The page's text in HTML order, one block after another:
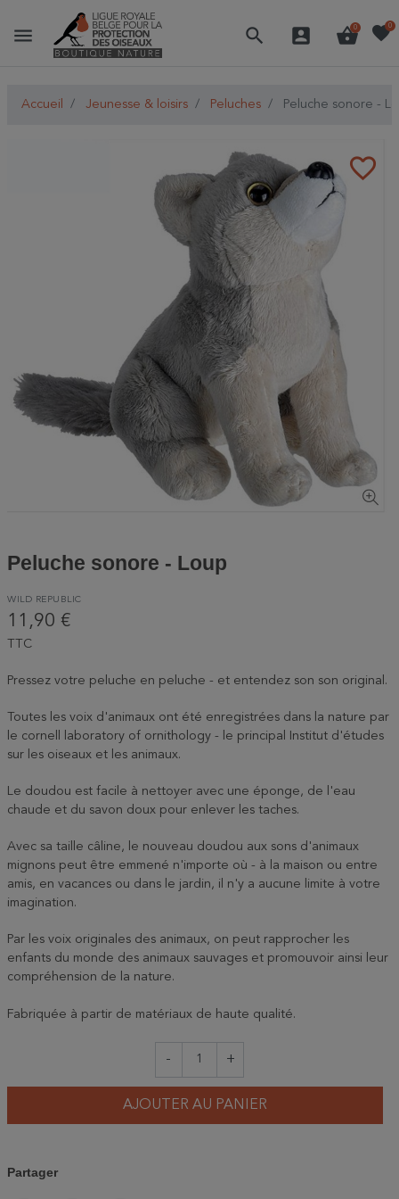
menu search account_box shopping_basket
0 favorite0
Accueil Jeunesse & loisirs Peluches Peluche sonore -
favorite_border
Peluche sonore - Loup
WILD REPUBLIC
11,90 €
TTC
Pressez votre peluche en peluche - et entendez son son original.
Toutes les voix d'animaux ont été enregistrées dans la nature par
le cornell laboratory of ornithology - le principal Institut d'études
sur les oiseaux et les animaux.
Le doudou est facile à nettoyer avec une éponge, de l'eau
chaude et du savon doux pour enlever les taches.
Avec sa taille câline, le nouveau doudou aux sons d'animaux
mignons peut être emmené n'importe où - à la maison ou entre
amis, en vacances ou dans le jardin, il n'y a aucune limite à votre
imagination.
Par les voix originales des animaux, on peut rapprocher les
enfants du monde des animaux sauvages et promouvoir ainsi leur
compréhension de la nature.
Fabriquée à partir de matériaux de haute qualité.
- +
AJOUTER AU PANIER
Partager